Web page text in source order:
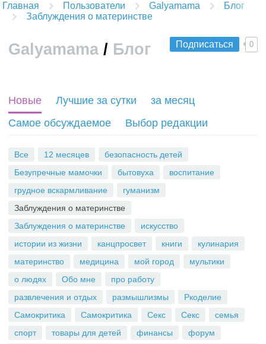
Главная Пользователи Galyamama
Блог
Заблуждения о материнстве
Подписаться 0
Galyamama / Блог
S
S
Новые Лучшие за сутки
за месяц
Самое обсуждаемое
Выбор редакции
Все 12 месяцев
безопасность детей
Безупречные мамочки
бытовуха
воспитание
грудное вскармливание
гуманизм
Заблуждения о материнстве
Заблуждения о материнстве
искусство
истории из жизни
канцпросвет книги
кулинария
материнство
медицина мой город
мультики
о людях
Обо мне
про работу
развлечения и отдых
размышлизмы
Ркоделие
Самокритика
Самокритика Секс Секс
семья
спорт
товары для детей финансы форум